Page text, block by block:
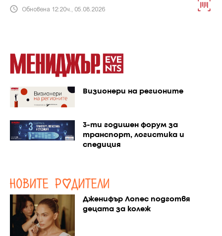
Обновена 12:20ч., 05.08.2026
Визионери на регионите
3-ти годишен форум за
транспорт, логистика и
спедиция
Дженифър Лопес подготвя
децата за колеж